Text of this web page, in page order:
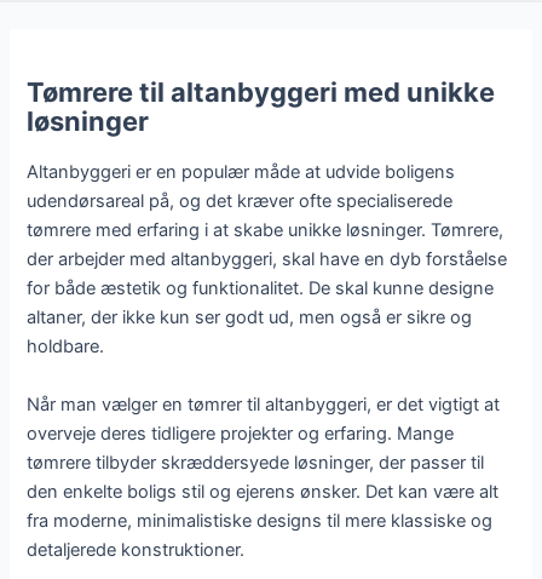
Tømrere til altanbyggeri med unikke
løsninger
Altanbyggeri er en populær måde at udvide boligens
udendørsareal på, og det kræver ofte specialiserede
tømrere med erfaring i at skabe unikke løsninger. Tømrere,
der arbejder med altanbyggeri, skal have en dyb forståelse
for både æstetik og funktionalitet. De skal kunne designe
altaner, der ikke kun ser godt ud, men også er sikre og
holdbare.
Når man vælger en tømrer til altanbyggeri, er det vigtigt at
overveje deres tidligere projekter og erfaring. Mange
tømrere tilbyder skræddersyede løsninger, der passer til
den enkelte boligs stil og ejerens ønsker. Det kan være alt
fra moderne, minimalistiske designs til mere klassiske og
detaljerede konstruktioner.